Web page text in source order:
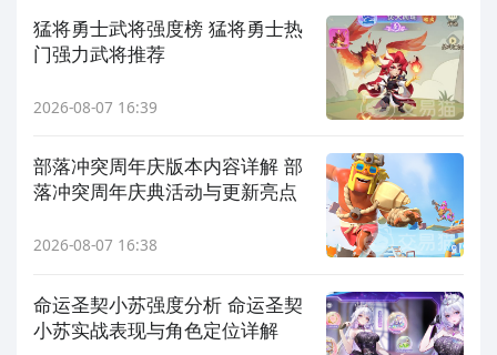
猛将勇士武将强度榜 猛将勇士热
门强力武将推荐
2026-08-07 16:39
部落冲突周年庆版本内容详解 部
落冲突周年庆典活动与更新亮点
2026-08-07 16:38
命运圣契小苏强度分析 命运圣契
小苏实战表现与角色定位详解